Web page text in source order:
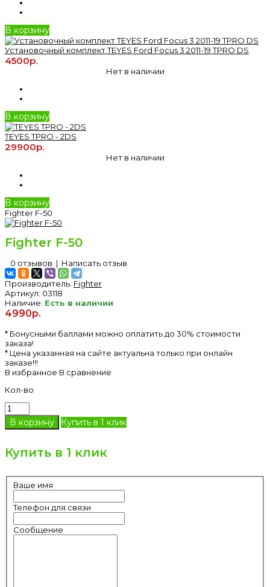
В корзину
Установочный комплект TEYES Ford Focus 3 2011-19 TPRO DS
4500р.
Нет в наличии
В корзину
TEYES TPRO - 2DS
29900р.
Нет в наличии
В корзину
Fighter F-50
Fighter F-50
0 отзывов | Написать отзыв
Производитель: Fighter
Артикул: 03118
Наличие: Есть в наличии
4990р.
* Бонусными баллами можно оплатить до 30% стоимости
заказа!
* Цена указанная на сайте актуальна только при онлайн
заказе!!!
В избранное В сравнение
Кол-во
Купить в 1 клик
Купить в 1 клик
Ваше имя
Телефон для связи
Сообщение